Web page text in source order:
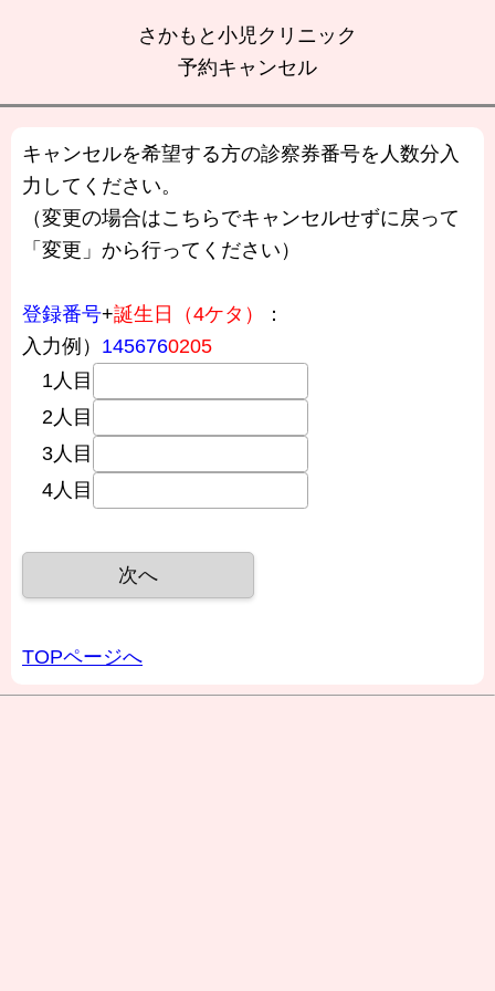
さかもと小児クリニック
予約キャンセル
キャンセルを希望する方の診察券番号を人数分入
力してください。
（変更の場合はこちらでキャンセルせずに戻って
「変更」から行ってください）
登録番号+誕生日（4ケタ）
：
入力例） 1456760205
1人目
2人目
3人目
4人目
TOPページへ